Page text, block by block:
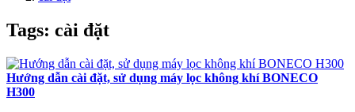
Tags: cài đặt
Hướng dẫn cài đặt, sử dụng máy lọc không khí BONECO
H300